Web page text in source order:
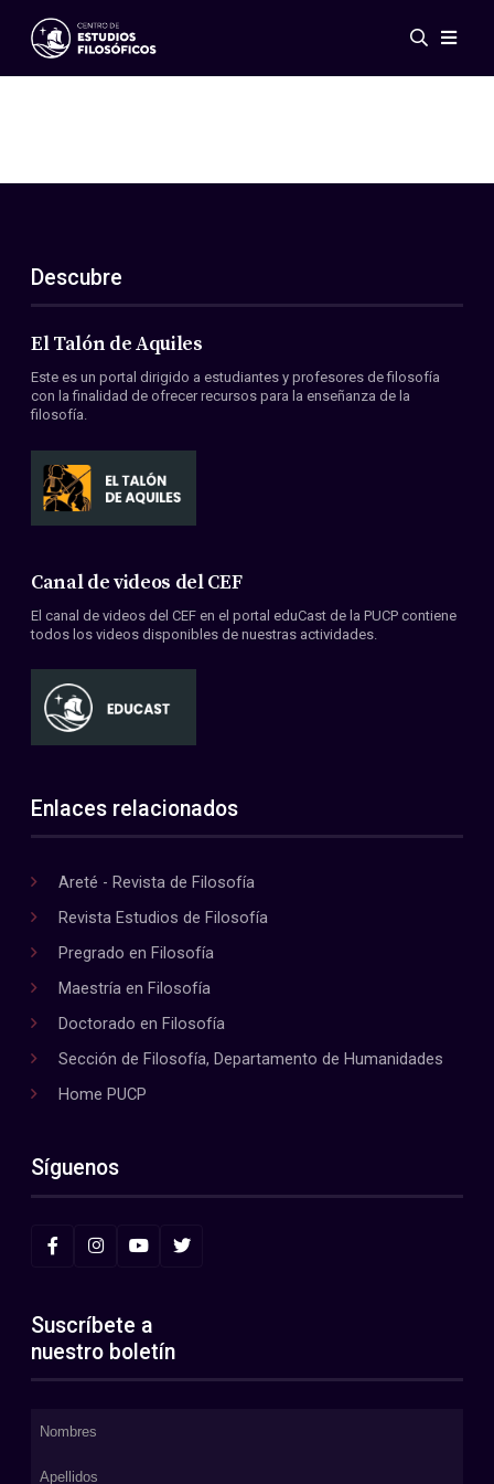
Eventos
ES
EN
Acerca de nosotros
Miembros
Convenios
Descubre
El Talón de Aquiles
Este es un portal dirigido a estudiantes y profesores de filosofía
con la finalidad de ofrecer recursos para la enseñanza de la
filosofía.
Canal de videos del CEF
El canal de videos del CEF en el portal eduCast de la PUCP contiene
todos los videos disponibles de nuestras actividades.
Enlaces relacionados
Areté - Revista de Filosofía
Revista Estudios de Filosofía
Pregrado en Filosofía
Maestría en Filosofía
Doctorado en Filosofía
Sección de Filosofía, Departamento de Humanidades
Home PUCP
Síguenos
Suscríbete a
nuestro boletín